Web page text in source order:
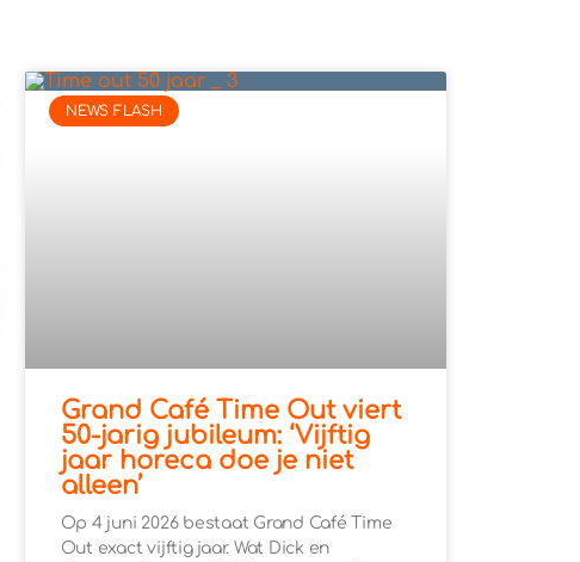
NEWS FLASH
Grand Café Time Out viert
50-jarig jubileum: ‘Vijftig
jaar horeca doe je niet
alleen’
Op 4 juni 2026 bestaat Grand Café Time
Out exact vijftig jaar. Wat Dick en